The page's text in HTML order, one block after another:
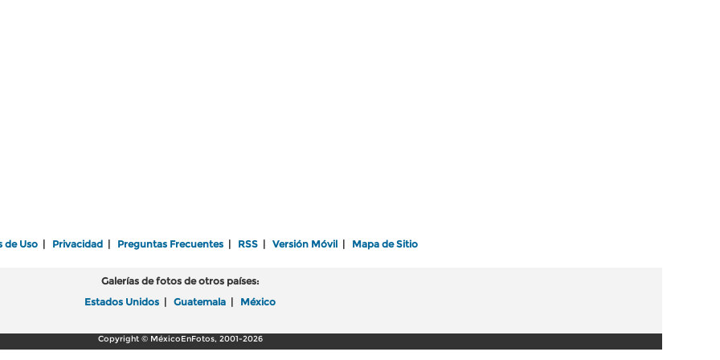
de Uso Privacidad Preguntas Frecuentes RSS Versión Móvil Mapa de Sitio
Galerías de fotos de otros países:
Estados Unidos
Guatemala México
Copyright © MéxicoEnFotos, 2001-2026